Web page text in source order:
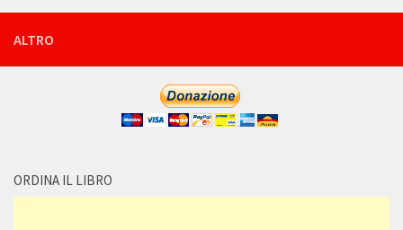
ALTRO
ORDINA IL LIBRO